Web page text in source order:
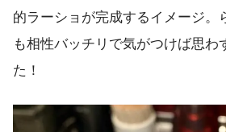
的ラーショが完成するイメージ。
も相性バッチリで気がつけば思わ
た！